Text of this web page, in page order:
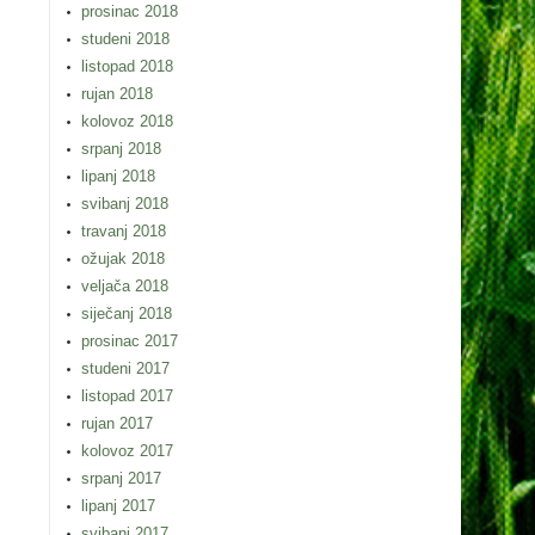
prosinac 2018
studeni 2018
listopad 2018
rujan 2018
kolovoz 2018
srpanj 2018
lipanj 2018
svibanj 2018
travanj 2018
ožujak 2018
veljača 2018
siječanj 2018
prosinac 2017
studeni 2017
listopad 2017
rujan 2017
kolovoz 2017
srpanj 2017
lipanj 2017